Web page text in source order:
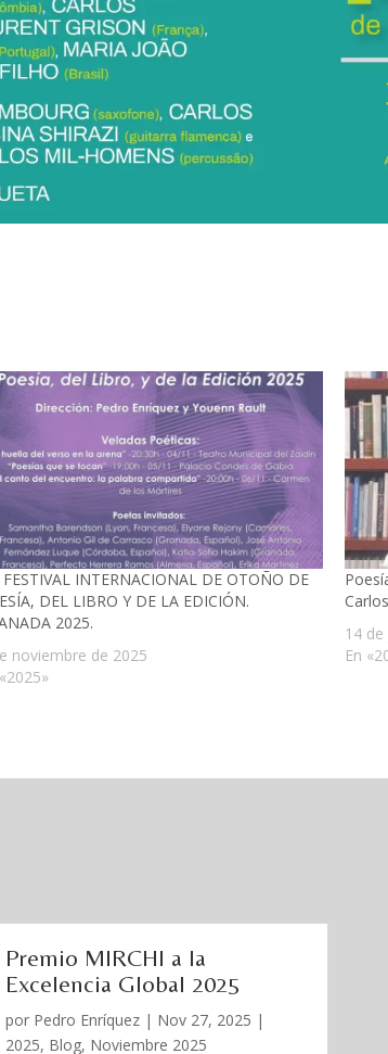
FESTIVAL INTERNACIONAL DE OTOÑO DE
DEL LIBRO Y DE LA EDICIÓN.
2025.
noviembre de 2025
14
En
Premio MIRCHI a la
Excelencia Global 2025
por Pedro Enríquez| Nov 27, 2025 |
2025, Blog, Noviembre 2025